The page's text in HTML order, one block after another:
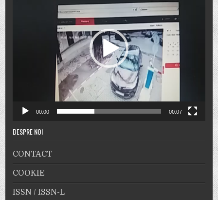
00:00 00:07
DESPRE NOI
CONTACT
COOKIE
ISSN / ISSN-L